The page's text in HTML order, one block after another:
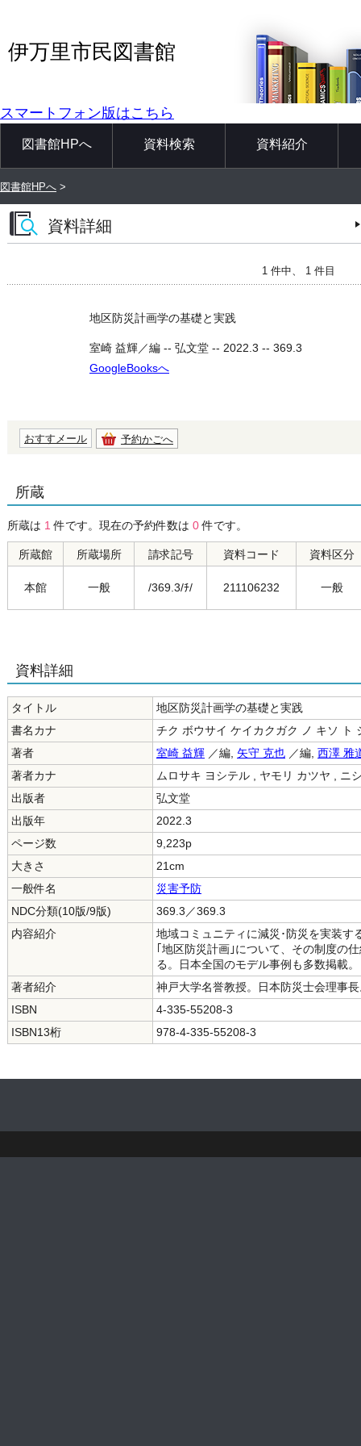
伊万里市民図書館
スマートフォン版はこちら
図書館HPへ 資料検索 資料紹介
図書館HPへ >
資料詳細
1 件中、 1 件目
地区防災計画学の基礎と実践
室崎 益輝／編 -- 弘文堂 -- 2022.3 -- 369.3
GoogleBooksへ
おすすメール 予約かごへ
所蔵
所蔵は 1 件です。現在の予約件数は 0件です。
所蔵館 所蔵場所 請求記号 資料コード 資料区分
本館 一般 /369.3/ﾁ/ 211106232 一般
資料詳細
タイトル
地区防災計画学の基礎と実践
書名カナ
チク ボウサイ ケイカクガク ノ キソ ト
著者
室崎 益輝 ／編, 矢守 克也 ／編, 西澤 雅
著者カナ
ムロサキ ヨシテル , ヤモリ カツヤ , ニ
出版者
弘文堂
出版年
2022.3
ページ数
9,223p
大きさ
21cm
一般件名
災害予防
NDC分類(10版/9版)
369.3／369.3
内容紹介
地域コミュニティに減災･防災を実装す
｢地区防災計画｣について、その制度の
る。日本全国のモデル事例も多数掲載。
著者紹介
神戸大学名誉教授。日本防災士会理事
ISBN
4-335-55208-3
ISBN13桁
978-4-335-55208-3